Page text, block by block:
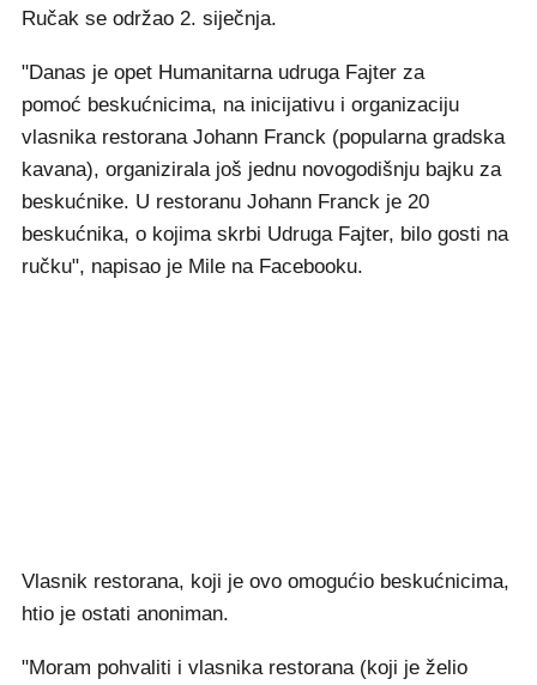
Ručak se održao 2. siječnja.
"Danas je opet Humanitarna udruga Fajter za
pomoć beskućnicima, na inicijativu i organizaciju
vlasnika restorana Johann Franck (popularna gradska
kavana), organizirala još jednu novogodišnju bajku za
beskućnike. U restoranu Johann Franck je 20
beskućnika, o kojima skrbi Udruga Fajter, bilo gosti na
ručku", napisao je Mile na Facebooku.
Vlasnik restorana, koji je ovo omogućio beskućnicima,
htio je ostati anoniman.
"Moram pohvaliti i vlasnika restorana (koji je želio